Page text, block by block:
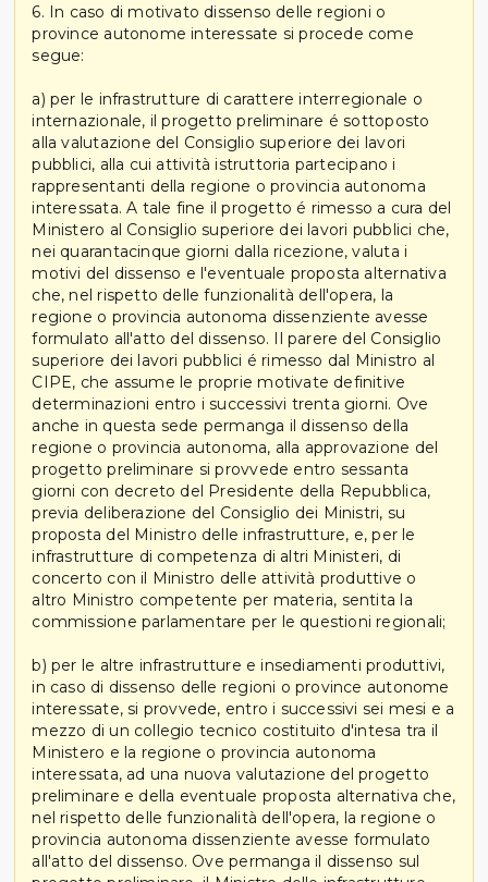
6. In caso di motivato dissenso delle regioni o
province autonome interessate si procede come
segue:
a) per le infrastrutture di carattere interregionale o
internazionale, il progetto preliminare é sottoposto
alla valutazione del Consiglio superiore dei lavori
pubblici, alla cui attività istruttoria partecipano i
rappresentanti della regione o provincia autonoma
interessata. A tale fine il progetto é rimesso a cura del
Ministero al Consiglio superiore dei lavori pubblici che,
nei quarantacinque giorni dalla ricezione, valuta i
motivi del dissenso e l'eventuale proposta alternativa
che, nel rispetto delle funzionalità dell'opera, la
regione o provincia autonoma dissenziente avesse
formulato all'atto del dissenso. Il parere del Consiglio
superiore dei lavori pubblici é rimesso dal Ministro al
CIPE, che assume le proprie motivate definitive
determinazioni entro i successivi trenta giorni. Ove
anche in questa sede permanga il dissenso della
regione o provincia autonoma, alla approvazione del
progetto preliminare si provvede entro sessanta
giorni con decreto del Presidente della Repubblica,
previa deliberazione del Consiglio dei Ministri, su
proposta del Ministro delle infrastrutture, e, per le
infrastrutture di competenza di altri Ministeri, di
concerto con il Ministro delle attività produttive o
altro Ministro competente per materia, sentita la
commissione parlamentare per le questioni regionali;
b) per le altre infrastrutture e insediamenti produttivi,
in caso di dissenso delle regioni o province autonome
interessate, si provvede, entro i successivi sei mesi e a
mezzo di un collegio tecnico costituito d'intesa tra il
Ministero e la regione o provincia autonoma
interessata, ad una nuova valutazione del progetto
preliminare e della eventuale proposta alternativa che,
nel rispetto delle funzionalità dell'opera, la regione o
provincia autonoma dissenziente avesse formulato
all'atto del dissenso. Ove permanga il dissenso sul